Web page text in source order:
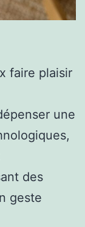
faire plaisir
une
des
geste